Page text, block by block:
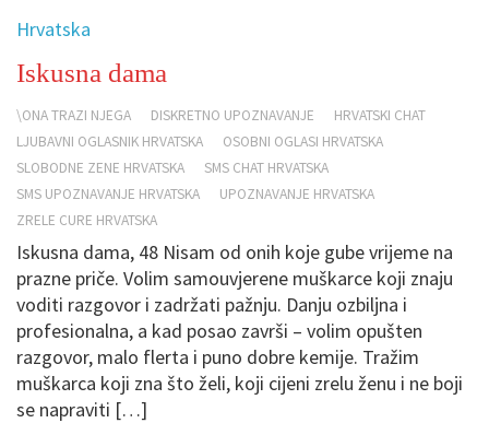
Hrvatska
Iskusna dama
\ONA TRAZI NJEGA DISKRETNO UPOZNAVANJE
HRVATSKI CHAT
LJUBAVNI OGLASNIK HRVATSKA
OSOBNI OGLASI HRVATSKA
SLOBODNE ZENE HRVATSKA
SMS CHAT HRVATSKA
SMS UPOZNAVANJE HRVATSKA
UPOZNAVANJE HRVATSKA
ZRELE CURE HRVATSKA
Iskusna dama, 48 Nisam od onih koje gube vrijeme na
prazne priče. Volim samouvjerene muškarce koji znaju
voditi razgovor i zadržati pažnju. Danju ozbiljna i
profesionalna, a kad posao završi – volim opušten
razgovor, malo flerta i puno dobre kemije. Tražim
muškarca koji zna što želi, koji cijeni zrelu ženu i ne boji
se napraviti […]